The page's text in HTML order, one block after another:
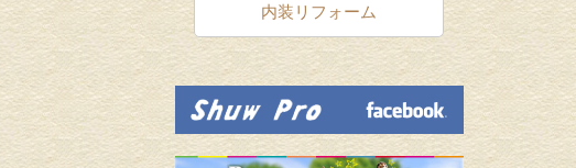
水回りリフォーム 内装リフォーム